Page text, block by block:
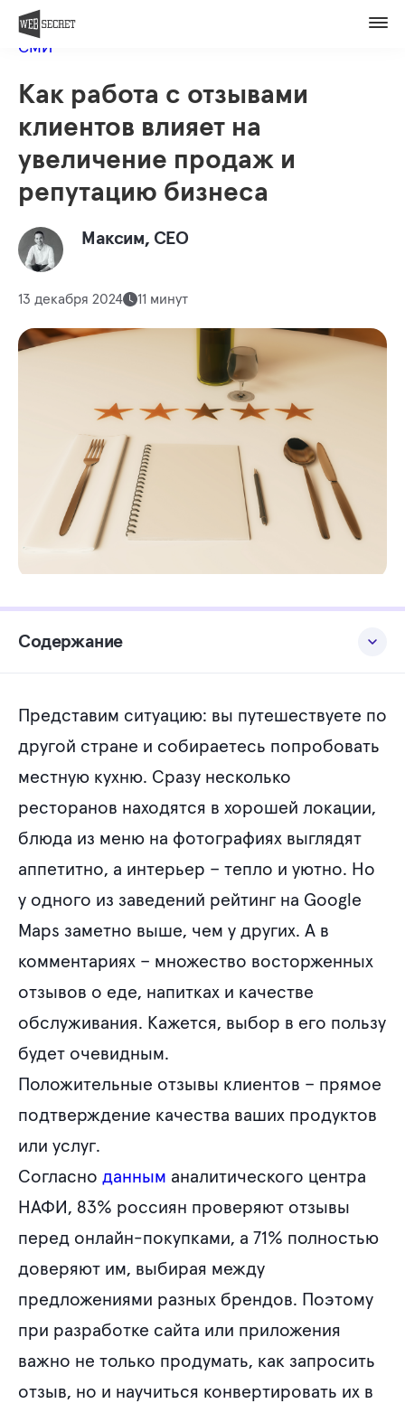
Оценить проект
Назад в блог
СМИ
Как работа с отзывами
клиентов влияет на
увеличение продаж и
репутацию бизнеса
Максим, СЕО
13 декабря 2024 11 минут
Содержание
Как собирать отзывы клиентов
Как разработать функционал для сбора отзывов
Топ-функций для улучшения работы с отзывами
Представим ситуацию: вы путешествуете по
другой стране и собираетесь попробовать
местную кухню. Сразу несколько
ресторанов находятся в хорошей локации,
блюда из меню на фотографиях выглядят
аппетитно, а интерьер – тепло и уютно. Но
у одного из заведений рейтинг на Google
Maps заметно выше, чем у других. А в
комментариях – множество восторженных
отзывов о еде, напитках и качестве
обслуживания. Кажется, выбор в его пользу
будет очевидным.
Положительные отзывы клиентов – прямое
подтверждение качества ваших продуктов
или услуг.
Согласно данным аналитического центра
НАФИ, 83% россиян проверяют отзывы
перед онлайн-покупками, а 71% полностью
доверяют им, выбирая между
предложениями разных брендов. Поэтому
при разработке сайта или приложения
важно не только продумать, как запросить
отзыв, но и научиться конвертировать их в